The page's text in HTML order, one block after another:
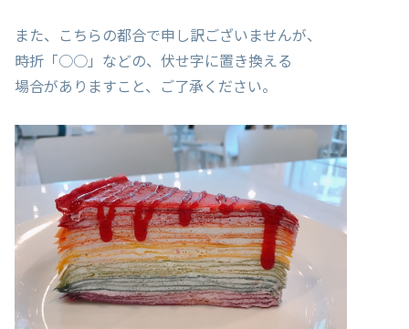
また、こちらの都合で申し訳ございませんが、
時折「○○」などの、伏せ字に置き換える
場合がありますこと、ご了承ください。